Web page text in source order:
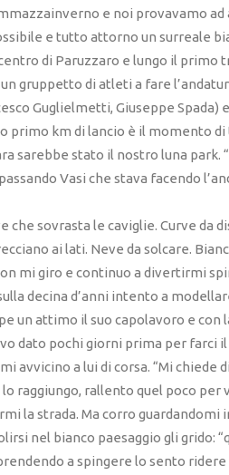
e noi provavamo
e tutto attorno un surreale
di Paruzzaro e lungo il primo
gruppetto di atleti a fare
Guglielmetti, Giuseppe Spada)
primo km di lancio è il momento
sarebbe stato il nostro luna park.
Vasi che stava facendo
che sovrasta le caviglie. Curve da
ai lati. Neve da solcare.
mi giro e continuo a divertirmi
decina d’anni intento a
un attimo il suo capolavoro e con
dato pochi giorni prima per farci il
avvicino a lui di corsa. “Mi chiede
raggiungo, rallento quel poco
la strada. Ma corro
nel bianco paesaggio gli grido:
a spingere lo sento ridere